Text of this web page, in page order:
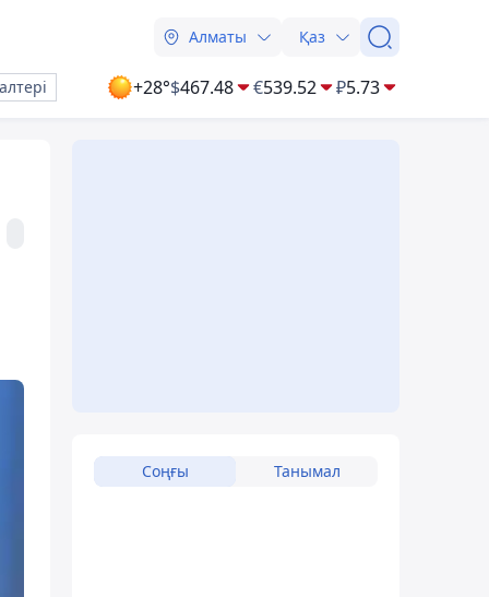
Алматы Қаз
+28°$467.48 €539.52 ₽5.73
Соңғы Танымал